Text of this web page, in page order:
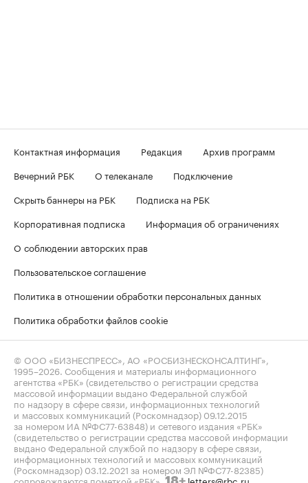
Контактная информация Редакция
Архив программ
Вечерний РБК
О телеканале
Подключение
Скрыть баннеры на РБК
Подписка на РБК
Корпоративная подписка
Информация об ограничениях
О соблюдении авторских прав
Пользовательское соглашение
Политика в отношении обработки персональных данных
Политика обработки файлов cookie
© ООО «БИЗНЕСПРЕСС», АО «РОСБИЗНЕСКОНСАЛТИНГ»,
1995–2026 . Сообщения и материалы информационного
агентства «РБК» (свидетельство о регистрации средства
массовой информации выдано Федеральной службой
по надзору в сфере связи, информационных технологий
и массовых коммуникаций (Роскомнадзор) 09.12.2015
за номером ИА №ФС77-63848) и сетевого издания «РБК»
(свидетельство о регистрации средства массовой информации
выдано Федеральной службой по надзору в сфере связи,
информационных технологий и массовых коммуникаций
(Роскомнадзор) 03.12.2021 за номером ЭЛ №ФС77-82385)
сопровождаются пометкой «РБК».
letters@rbc.ru